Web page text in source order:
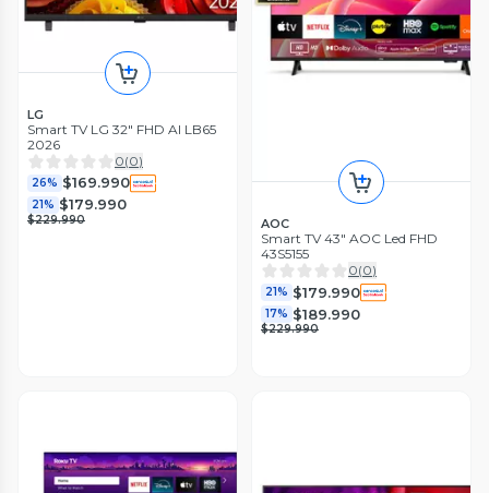
LG
Smart TV LG 32" FHD AI LB65
2026
0(0)
26% $169.990
21% $179.990
$229.990 AOC
Smart TV 43" AOC Led FHD
43S5155
0(0)
21% $179.990
17% $189.990
$229.990